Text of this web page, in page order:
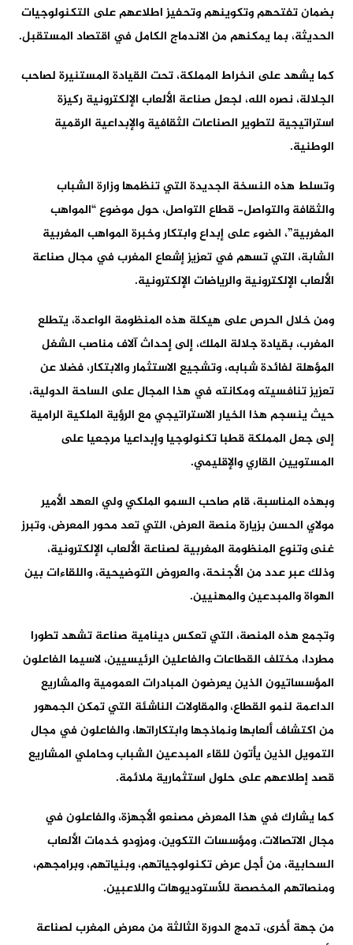
بضمان تفتحهم وتكوينهم وتحفيز اطلاعهم على التكنولوجيات
الحديثة، بما يمكنهم من الاندماج الكامل في اقتصاد المستقبل.
كما يشهد على انخراط المملكة، تحت القيادة المستنيرة لصاحب
الجلالة، نصره الله، لجعل صناعة الألعاب الإلكترونية ركيزة
استراتيجية لتطوير الصناعات الثقافية والإبداعية الرقمية
الوطنية.
وتسلط هذه النسخة الجديدة التي تنظمها وزارة الشباب
والثقافة والتواصل- قطاع التواصل، حول موضوع “المواهب
المغربية”، الضوء على إبداع وابتكار وخبرة المواهب المغربية
الشابة، التي تسهم في تعزيز إشعاع المغرب في مجال صناعة
الألعاب الإلكترونية والرياضات الإلكترونية.
ومن خلال الحرص على هيكلة هذه المنظومة الواعدة، يتطلع
المغرب، بقيادة جلالة الملك، إلى إحداث آلاف مناصب الشغل
المؤهلة لفائدة شبابه، وتشجيع الاستثمار والابتكار، فضلا عن
تعزيز تنافسيته ومكانته في هذا المجال على الساحة الدولية،
حيث ينسجم هذا الخيار الاستراتيجي مع الرؤية الملكية الرامية
إلى جعل المملكة قطبا تكنولوجيا وإبداعيا مرجعيا على
المستويين القاري والإقليمي.
وبهذه المناسبة، قام صاحب السمو الملكي ولي العهد الأمير
مولاي الحسن بزيارة منصة العرض، التي تعد محور المعرض، وتبرز
غنى وتنوع المنظومة المغربية لصناعة الألعاب الإلكترونية،
وذلك عبر عدد من الأجنحة، والعروض التوضيحية، واللقاءات بين
الهواة والمبدعين والمهنيين.
وتجمع هذه المنصة، التي تعكس دينامية صناعة تشهد تطورا
مطردا، مختلف القطاعات والفاعلين الرئيسيين، لاسيما الفاعلون
المؤسساتيون الذين يعرضون المبادرات العمومية والمشاريع
الداعمة لنمو القطاع، والمقاولات الناشئة التي تمكن الجمهور
من اكتشاف ألعابها ونماذجها وابتكاراتها، والفاعلون في مجال
التمويل الذين يأتون للقاء المبدعين الشباب وحاملي المشاريع
قصد إطلاعهم على حلول استثمارية ملائمة.
كما يشارك في هذا المعرض مصنعو الأجهزة، والفاعلون في
مجال الاتصالات، ومؤسسات التكوين، ومزودو خدمات الألعاب
السحابية، من أجل عرض تكنولوجياتهم، وبنياتهم، وبرامجهم،
ومنصاتهم المخصصة للأستوديوهات واللاعبين.
من جهة أخرى، تدمج الدورة الثالثة من معرض المغرب لصناعة